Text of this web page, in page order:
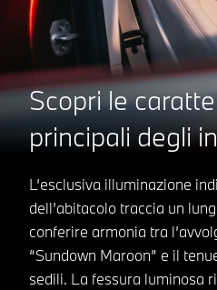
Scopri le
principali degli
L’esclusiva illuminazione
dell’abitacolo traccia un
conferire armonia tra
“Sundown Maroon” e il
sedili. La fessura luminosa